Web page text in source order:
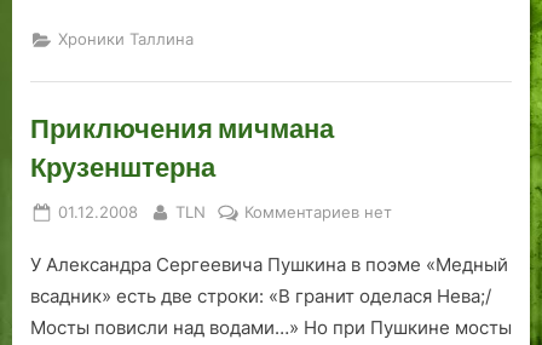
Хроники Таллина
Приключения мичмана
Крузенштерна
Posted
01.12.2008 By
TLN Комментариевк
Приключения
мичмана
Крузенштерна
нет
У Александра Сергеевича Пушкина в поэме «Медный
всадник» есть две строки: «В гранит оделася Нева;/
Мосты повисли над водами…» Но при Пушкине мосты